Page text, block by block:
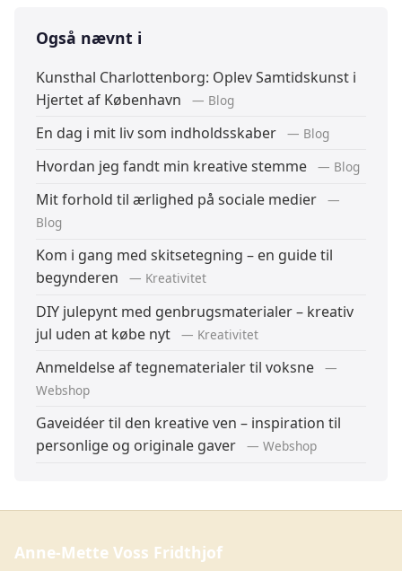
Også nævnt i
Kunsthal Charlottenborg: Oplev Samtidskunst i
Hjertet af København
— Blog
En dag i mit liv som indholdsskaber — Blog
Hvordan jeg fandt min kreative stemme — Blog
Mit forhold til ærlighed på sociale medier
—
Blog
Kom i gang med skitsetegning – en guide til
begynderen
— Kreativitet
DIY julepynt med genbrugsmaterialer – kreativ
jul uden at købe nyt
— Kreativitet
Anmeldelse af tegnematerialer til voksne
—
Webshop
Gaveidéer til den kreative ven – inspiration til
personlige og originale gaver
— Webshop
Anne-Mette Voss Fridthjof